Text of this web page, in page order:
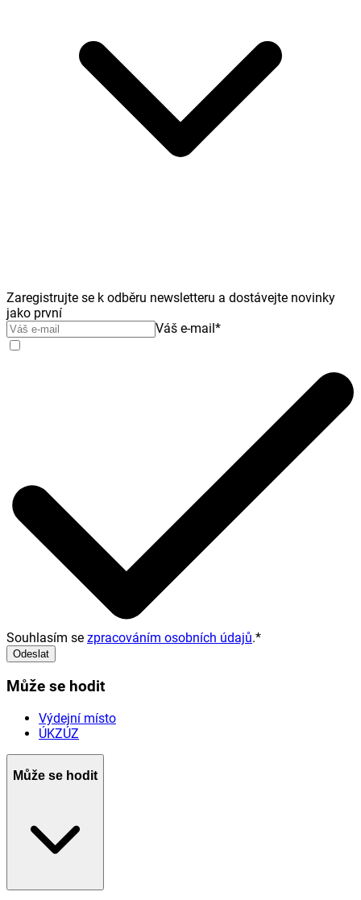
Zaregistrujte se k odběru newsletteru a dostávejte novinky
jako první
Váš e-mail*
Souhlasím se zpracováním osobních údajů.*
Odeslat
Může se hodit
Výdejní místo
ÚKZÚZ
Může se hodit